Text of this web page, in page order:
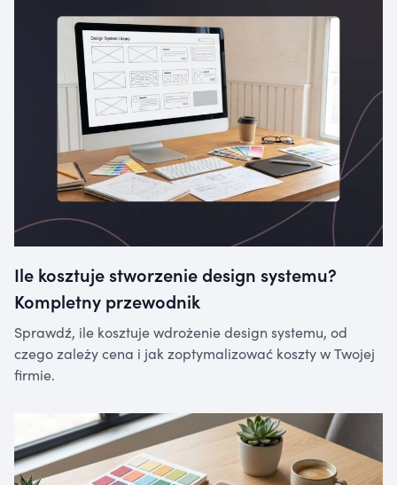
Ile kosztuje stworzenie design systemu?
Kompletny przewodnik
Sprawdź, ile kosztuje wdrożenie design systemu, od
czego zależy cena i jak zoptymalizować koszty w Twojej
firmie.